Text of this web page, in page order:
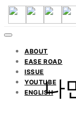
ABOUT
EASE ROAD
ISSUE
YOUTUBE
ENGLISH나